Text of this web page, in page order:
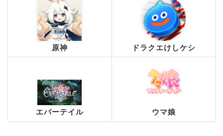
原神 ドラクエけしケシ
エバーテイル ウマ娘